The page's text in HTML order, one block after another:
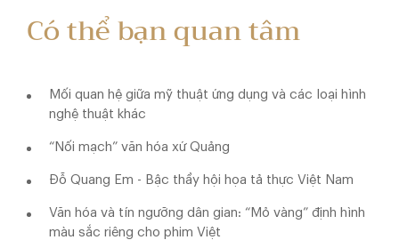
Có thể bạn quan tâm
Mối quan hệ giữa mỹ thuật ứng dụng và các loại hình
nghệ thuật khác
“Nối mạch” văn hóa xứ Quảng
Đỗ Quang Em - Bậc thầy hội họa tả thực Việt Nam
Văn hóa và tín ngưỡng dân gian: “Mỏ vàng” định hình
màu sắc riêng cho phim Việt